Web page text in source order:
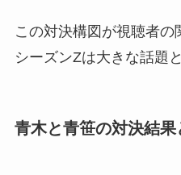
この対決構図が視聴者の
シーズンZは大きな話題
青木と青笹の対決結